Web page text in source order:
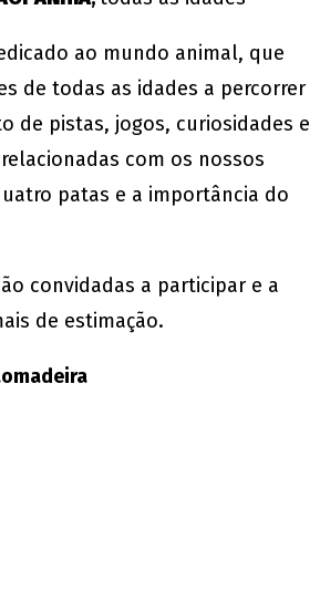
ao mundo animal, que
de todas as idades a percorrer
de pistas, jogos, curiosidades e
com os nossos
patas e a importância do
convidadas a participar e a
de estimação.